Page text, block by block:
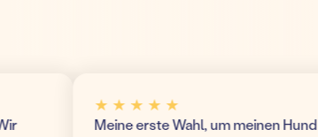
★ ★ ★ ★ ★
Meine erste Wahl, um meinen Hund